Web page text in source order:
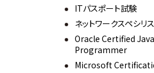
ITパスポート試験
ネットワークスペシリ
Oracle Certified Java
Programmer
Microsoft